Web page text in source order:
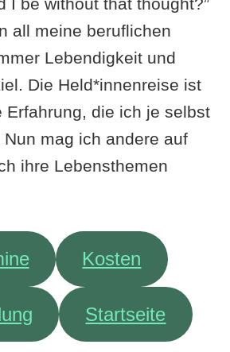
all meine beruflichen
Lebendigkeit und
Die Held*innenreise ist
Erfahrung, die ich je selbst
mag ich andere auf
ihre Lebensthemen
Kosten
Startseite